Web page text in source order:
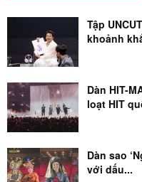
Tập
khoảnh
Dàn HIT-
loạt HIT
Dàn sao
với dấu...